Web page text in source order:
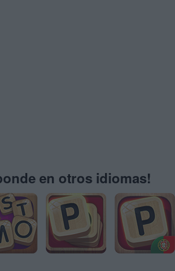
en otros idiomas!